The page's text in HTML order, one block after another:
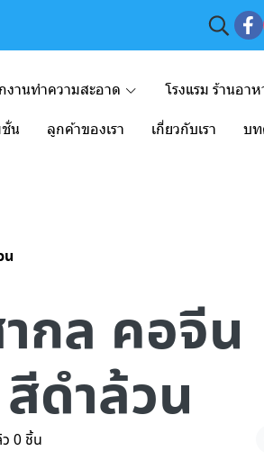
งานทำความสะอาด โรงแรม ร้านอาห
ชั่น ลูกค้าของเรา เกี่ยวกับเรา บท
น
กล คอจีน
ดำล้วน
0 ชิ้น